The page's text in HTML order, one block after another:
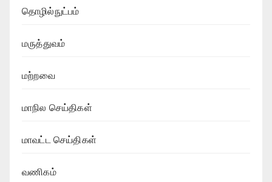
தொழில்நுட்பம்
மருத்துவம்
மற்றவை
மாநில செய்திகள்
மாவட்ட செய்திகள்
வணிகம்